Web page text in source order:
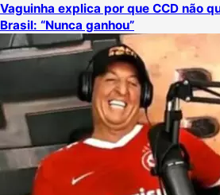
Vaguinha explica por que CCD não
Brasil: “Nunca ganhou”